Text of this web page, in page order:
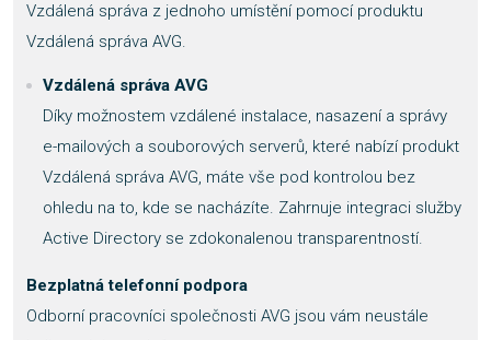
Vzdálená správa z jednoho umístění pomocí produktu
Vzdálená správa AVG.
Vzdálená správa AVG
Díky možnostem vzdálené instalace, nasazení a správy
e-mailových a souborových serverů, které nabízí produkt
Vzdálená správa AVG, máte vše pod kontrolou bez
ohledu na to, kde se nacházíte. Zahrnuje integraci služby
Active Directory se zdokonalenou transparentností.
Bezplatná telefonní podpora
Odborní pracovníci společnosti AVG jsou vám neustále